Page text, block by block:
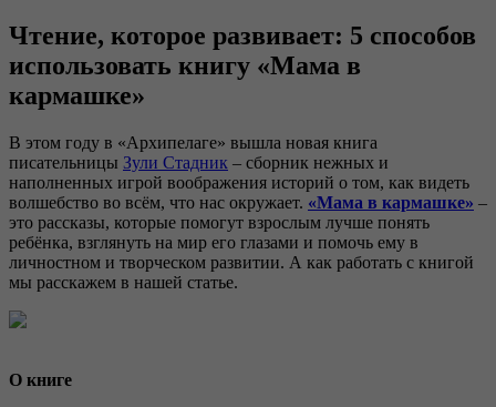
Чтение, которое развивает: 5 способов
использовать книгу «Мама в
кармашке»
В этом году в «Архипелаге» вышла новая книга
писательницы Зули Стадник – сборник нежных и
наполненных игрой воображения историй о том, как видеть
волшебство во всём, что нас окружает. «Мама в кармашке» –
это рассказы, которые помогут взрослым лучше понять
ребёнка, взглянуть на мир его глазами и помочь ему в
личностном и творческом развитии. А как работать с книгой
мы расскажем в нашей статье.
О книге